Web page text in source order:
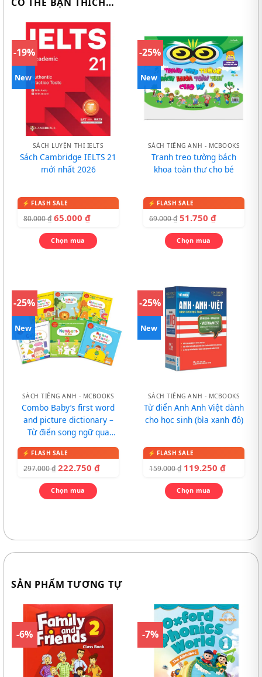
CÓ THỂ BẠN THÍCH…
-19%
New
SÁCH LUYỆN THI IELTS
Sách Cambridge IELTS 21
mới nhất 2026
80.000₫ 65.000 ₫
Chọn mua
-25%
New
SÁCH TIẾNG ANH - MCBOOKS
Tranh treo tường bách
khoa toàn thư cho bé
69.000₫ 51.750 ₫
Chọn mua
-25%
New
SÁCH TIẾNG ANH - MCBOOKS
Combo Baby’s first word
and picture dictionary –
Từ điển song ngữ qua
297.000₫ 222.750 ₫
Chọn mua
-25%
New
SÁCH TIẾNG ANH - MCBOOKS
Từ điển Anh Anh Việt dành
cho học sinh (bìa xanh đỏ)
159.000₫ 119.250 ₫
Chọn mua
SẢN PHẨM TƯƠNG TỰ
-6% -7%